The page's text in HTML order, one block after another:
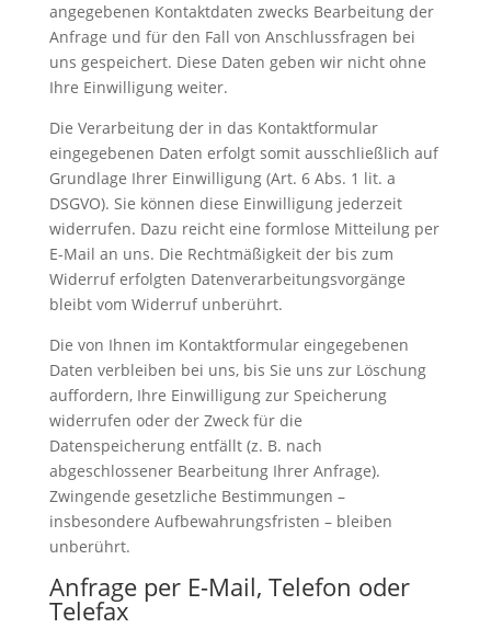
angegebenen Kontaktdaten zwecks Bearbeitung der
Anfrage und für den Fall von Anschlussfragen bei
uns gespeichert. Diese Daten geben wir nicht ohne
Ihre Einwilligung weiter.
Die Verarbeitung der in das Kontaktformular
eingegebenen Daten erfolgt somit ausschließlich auf
Grundlage Ihrer Einwilligung (Art. 6 Abs. 1 lit. a
DSGVO). Sie können diese Einwilligung jederzeit
widerrufen. Dazu reicht eine formlose Mitteilung per
E-Mail an uns. Die Rechtmäßigkeit der bis zum
Widerruf erfolgten Datenverarbeitungsvorgänge
bleibt vom Widerruf unberührt.
Die von Ihnen im Kontaktformular eingegebenen
Daten verbleiben bei uns, bis Sie uns zur Löschung
auffordern, Ihre Einwilligung zur Speicherung
widerrufen oder der Zweck für die
Datenspeicherung entfällt (z. B. nach
abgeschlossener Bearbeitung Ihrer Anfrage).
Zwingende gesetzliche Bestimmungen –
insbesondere Aufbewahrungsfristen – bleiben
unberührt.
Anfrage per E-Mail, Telefon oder
Telefax